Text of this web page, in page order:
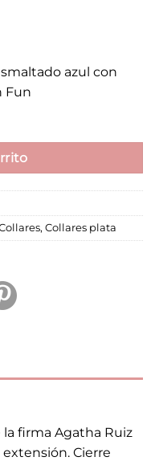
azul con
Fun
, Collares plata
firma Agatha Ruiz
Cierre